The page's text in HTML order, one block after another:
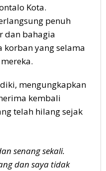
Kota.
penuh
dan bahagia
yang selama
mengungkapkan
kembali
telah hilang sejak
senang sekali.
dan saya tidak